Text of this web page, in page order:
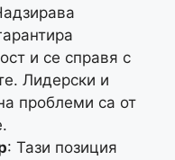
и се справя с
Лидерски и
проблеми са от
: Тази позиция